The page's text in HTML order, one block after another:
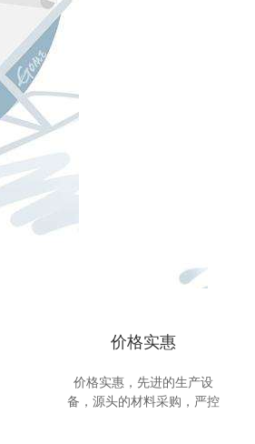
价格实惠
价格实惠，先进的生产设
备，源头的材料采购，严控